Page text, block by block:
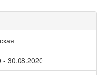
- 30.08.2020